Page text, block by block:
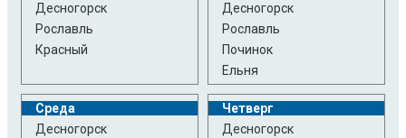
Десногорск
Рославль
Красный
Десногорск
Рославль
Починок
Ельня
Среда
Десногорск
Четверг
Десногорск